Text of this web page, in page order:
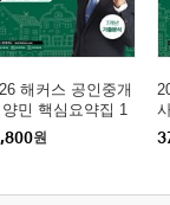
해커스 공인중개
민 핵심요약집 1
법 및 민사특별법
개년 기출분석
원